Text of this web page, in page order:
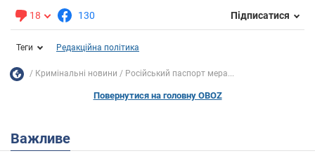
18 130 Підписатися
Теги Редакційна політика
Кримінальні новини Російський паспорт мера...
Повернутися на головну OBOZ
Важливе